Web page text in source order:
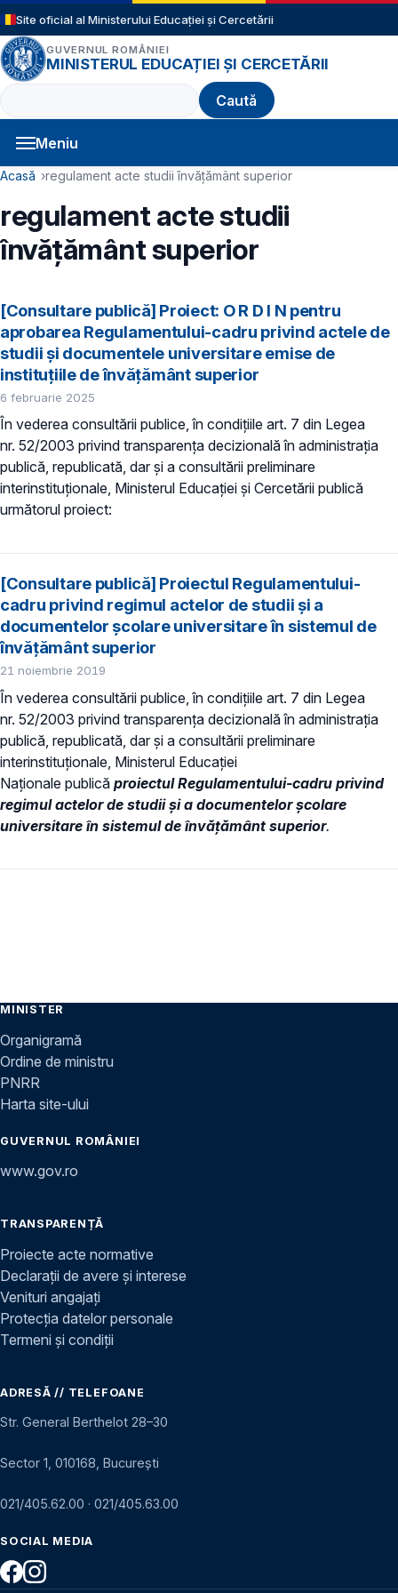
Sari la conținutul principal
Site oficial al Ministerului Educației și Cercetării
GUVERNUL ROMÂNIEI
MINISTERUL EDUCAȚIEI ȘI CERCETĂRII
Caută
Meniu
Navigație principală
Cale de navigare
Acasă regulament acte studii învățământ superior
regulament acte studii
învățământ superior
[Consultare publică] Proiect: O R D I N pentru
aprobarea Regulamentului-cadru privind actele de
studii şi documentele universitare emise de
instituţiile de învăţământ superior
6 februarie 2025
În vederea consultării publice, în condiţiile art. 7 din Legea
nr. 52/2003 privind transparenţa decizională în administraţia
publică, republicată, dar și a consultării preliminare
interinstituționale, Ministerul Educaţiei și Cercetării publică
următorul proiect:
[Consultare publică] Proiectul Regulamentului-
cadru privind regimul actelor de studii și a
documentelor școlare universitare în sistemul de
învăţământ superior
21 noiembrie 2019
În vederea consultării publice, în condiţiile art. 7 din Legea
nr. 52/2003 privind transparenţa decizională în administraţia
publică, republicată, dar și a consultării preliminare
interinstituționale, Ministerul Educaţiei
Naţionale publică proiectul Regulamentului-cadru privind
regimul actelor de studii și a documentelor școlare
universitare în sistemul de învăţământ superior.
MINISTER
Organigramă
Ordine de ministru
PNRR
Harta site-ului
GUVERNUL ROMÂNIEI
www.gov.ro
TRANSPARENȚĂ
Proiecte acte normative
Declarații de avere și interese
Venituri angajați
Protecția datelor personale
Termeni și condiții
ADRESĂ // TELEFOANE
Str. General Berthelot 28–30
Sector 1, 010168, București
021/405.62.00 · 021/405.63.00
SOCIAL MEDIA